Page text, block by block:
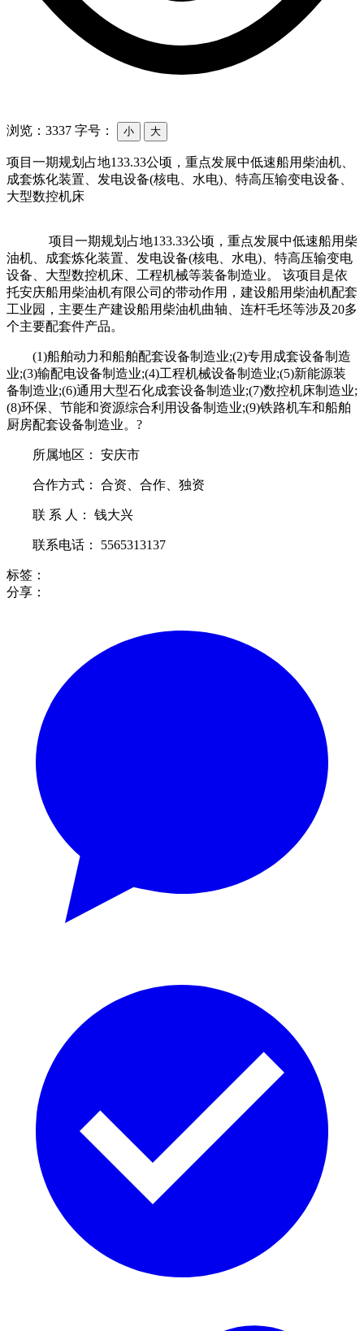
浏览：3337 字号： 小 大
项目一期规划占地133.33公顷，重点发展中低速船用柴油机、
成套炼化装置、发电设备(核电、水电)、特高压输变电设备、
大型数控机床
项目一期规划占地133.33公顷，重点发展中低速船用柴
油机、成套炼化装置、发电设备(核电、水电)、特高压输变电
设备、大型数控机床、工程机械等装备制造业。 该项目是依
托安庆船用柴油机有限公司的带动作用，建设船用柴油机配套
工业园，主要生产建设船用柴油机曲轴、连杆毛坯等涉及20多
个主要配套件产品。
(1)船舶动力和船舶配套设备制造业;(2)专用成套设备制造
业;(3)输配电设备制造业;(4)工程机械设备制造业;(5)新能源装
备制造业;(6)通用大型石化成套设备制造业;(7)数控机床制造业;
(8)环保、节能和资源综合利用设备制造业;(9)铁路机车和船舶
厨房配套设备制造业。?
所属地区： 安庆市
合作方式： 合资、合作、独资
联 系 人： 钱大兴
联系电话： 5565313137
标签：
分享：